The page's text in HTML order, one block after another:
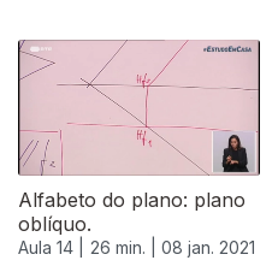
Alfabeto do plano: plano
oblíquo.
Aula 14 | 26 min. | 08 jan. 2021